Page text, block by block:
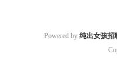
Powered by 纯出女孩招